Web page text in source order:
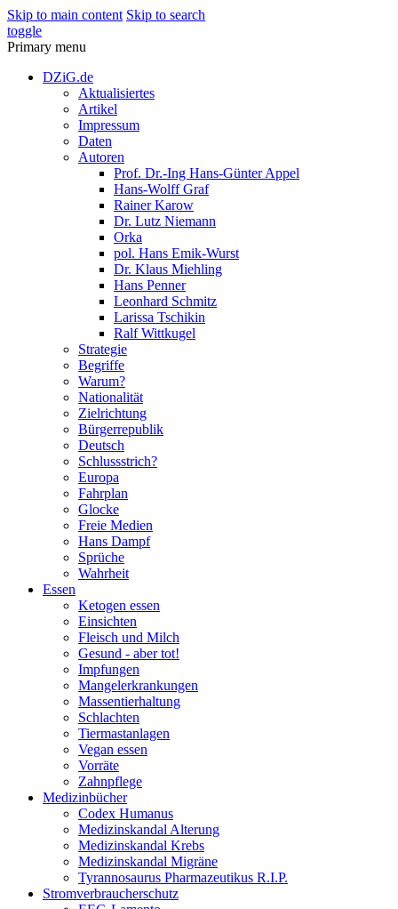
Skip to main content Skip to search
toggle
Primary menu
DZiG.de
Aktualisiertes
Artikel
Impressum
Daten
Autoren
Prof. Dr.-Ing Hans-Günter Appel
Hans-Wolff Graf
Rainer Karow
Dr. Lutz Niemann
Orka
pol. Hans Emik-Wurst
Dr. Klaus Miehling
Hans Penner
Leonhard Schmitz
Larissa Tschikin
Ralf Wittkugel
Strategie
Begriffe
Warum?
Nationalität
Zielrichtung
Bürgerrepublik
Deutsch
Schlussstrich?
Europa
Fahrplan
Glocke
Freie Medien
Hans Dampf
Sprüche
Wahrheit
Essen
Ketogen essen
Einsichten
Fleisch und Milch
Gesund - aber tot!
Impfungen
Mangelerkrankungen
Massentierhaltung
Schlachten
Tiermastanlagen
Vegan essen
Vorräte
Zahnpflege
Medizinbücher
Codex Humanus
Medizinskandal Alterung
Medizinskandal Krebs
Medizinskandal Migräne
Tyrannosaurus Pharmazeutikus R.I.P.
Stromverbraucherschutz